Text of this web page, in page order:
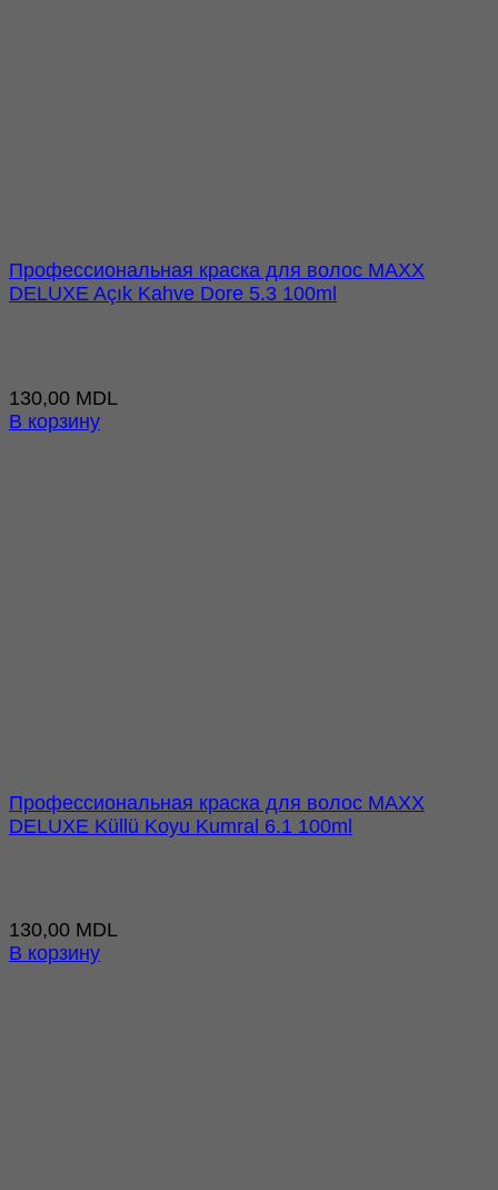
Профессиональная краска для волос MAXX
DELUXE Açık Kahve Dore 5.3 100ml
130,00 MDL
В корзину
Профессиональная краска для волос MAXX
DELUXE Küllü Koyu Kumral 6.1 100ml
130,00 MDL
В корзину